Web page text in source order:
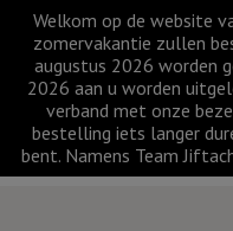
Welkom op de website
zomervakantie zullen
augustus 2026 worden
2026 aan u worden
verband met onze
bestelling iets langer
bent. Namens Team